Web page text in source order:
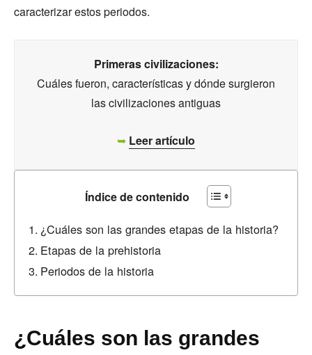
caracterizar estos periodos.
Primeras civilizaciones:
Cuáles fueron, características y dónde surgieron
las civilizaciones antiguas
➥ Leer artículo
Índice de contenido
¿Cuáles son las grandes etapas de la historia?
Etapas de la prehistoria
Periodos de la historia
¿Cuáles son las grandes